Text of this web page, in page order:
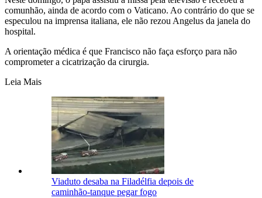
comunhão, ainda de acordo com o Vaticano. Ao contrário do que se
especulou na imprensa italiana, ele não rezou Angelus da janela do
hospital.
A orientação médica é que Francisco não faça esforço para não
comprometer a cicatrização da cirurgia.
Leia Mais
Viaduto desaba na Filadélfia depois de
caminhão-tanque pegar fogo